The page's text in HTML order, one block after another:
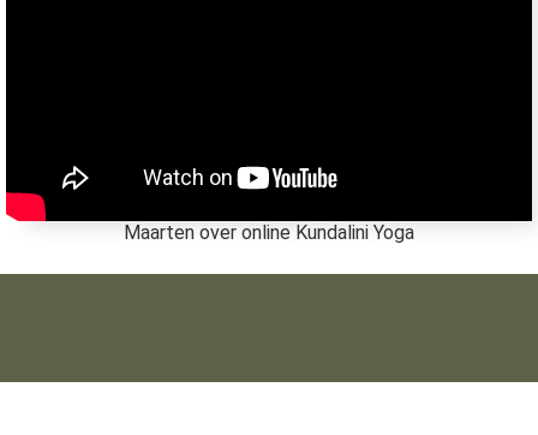
Maarten over online Kundalini Yoga